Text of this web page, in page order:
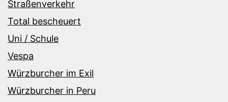
Straßenverkehr
Total bescheuert
Uni / Schule
Vespa
Würzburcher im Exil
Würzburcher in Peru